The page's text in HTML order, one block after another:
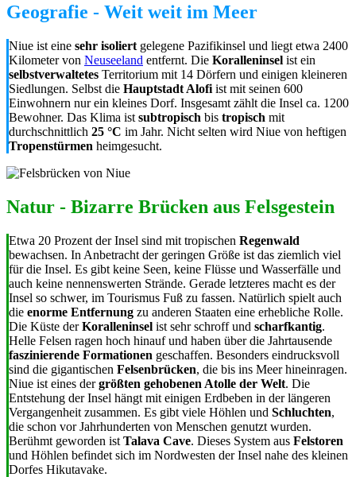
Geografie - Weit weit im Meer
Niue ist eine sehr isoliert gelegene Pazifikinsel und liegt etwa 2400
Kilometer von Neuseeland entfernt. Die Koralleninsel ist ein
selbstverwaltetes Territorium mit 14 Dörfern und einigen kleineren
Siedlungen. Selbst die Hauptstadt Alofi ist mit seinen 600
Einwohnern nur ein kleines Dorf. Insgesamt zählt die Insel ca. 1200
Bewohner. Das Klima ist subtropisch bis tropisch mit
durchschnittlich 25 °C im Jahr. Nicht selten wird Niue von heftigen
Tropenstürmen heimgesucht.
Natur - Bizarre Brücken aus Felsgestein
Etwa 20 Prozent der Insel sind mit tropischen Regenwald
bewachsen. In Anbetracht der geringen Größe ist das ziemlich viel
für die Insel. Es gibt keine Seen, keine Flüsse und Wasserfälle und
auch keine nennenswerten Strände. Gerade letzteres macht es der
Insel so schwer, im Tourismus Fuß zu fassen. Natürlich spielt auch
die enorme Entfernung zu anderen Staaten eine erhebliche Rolle.
Die Küste derKoralleninsel ist sehr schroff und scharfkantig.
Helle Felsen ragen hoch hinauf und haben über die Jahrtausende
faszinierende Formationen geschaffen. Besonders eindrucksvoll
sind die gigantischen Felsenbrücken, die bis ins Meer hineinragen.
Niue ist eines dergrößten gehobenen Atolle der Welt. Die
Entstehung der Insel hängt mit einigen Erdbeben in der längeren
Vergangenheit zusammen. Es gibt viele Höhlen und Schluchten,
die schon vor Jahrhunderten von Menschen genutzt wurden.
Berühmt geworden ist Talava Cave. Dieses System aus Felstoren
und Höhlen befindet sich im Nordwesten der Insel nahe des kleinen
Dorfes Hikutavake.